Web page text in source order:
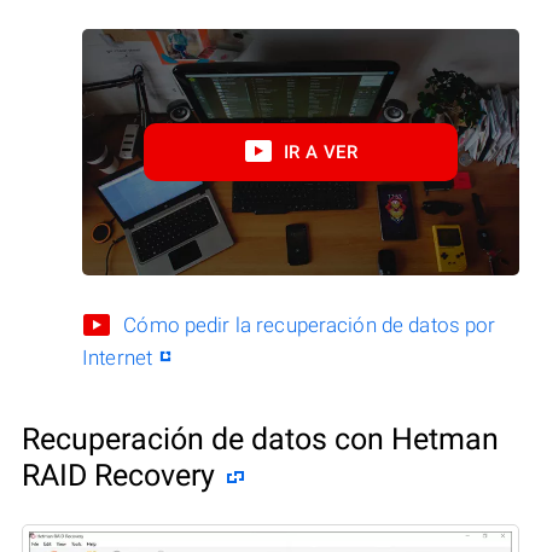
IR A VER
Cómo pedir la recuperación de datos por
Internet
Recuperación de datos con Hetman
RAID Recovery